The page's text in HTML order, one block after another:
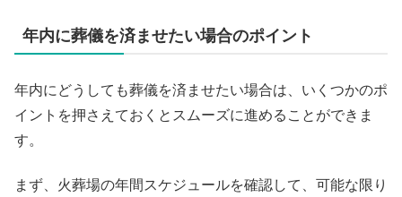
年内に葬儀を済ませたい場合のポイント
年内にどうしても葬儀を済ませたい場合は、いくつかのポ
イントを押さえておくとスムーズに進めることができま
す。
まず、火葬場の年間スケジュールを確認して、可能な限り